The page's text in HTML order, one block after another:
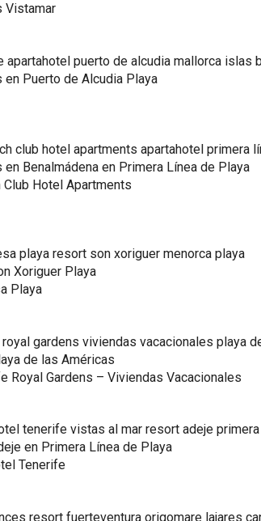
Vistamar
en Puerto de Alcudia Playa
Benalmádena en Primera Línea de Playa
Club Hotel Apartments
Xoriguer Playa
Playa
de las Américas
Royal Gardens – Viviendas Vacacionales
en Primera Línea de Playa
Tenerife